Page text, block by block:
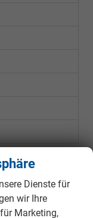
Dienste für
wir Ihre
Marketing,